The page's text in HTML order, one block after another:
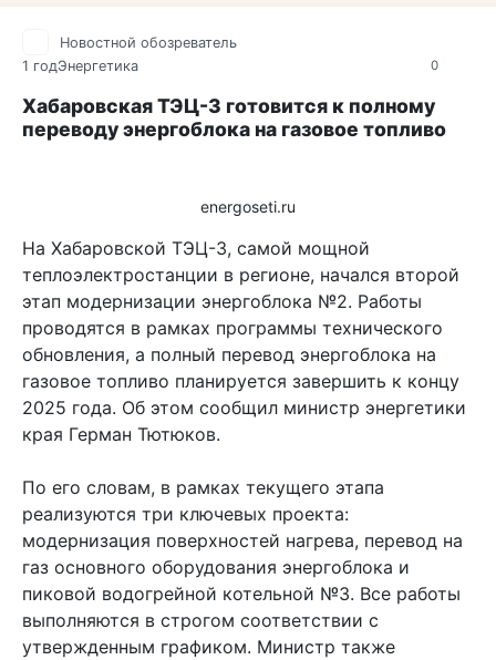
0
Новостной обозреватель
1 годЭнергетика
Хабаровская ТЭЦ-3 готовится к полному
переводу энергоблока на газовое топливо
energoseti.ru
На Хабаровской ТЭЦ-3, самой мощной
теплоэлектростанции в регионе, начался второй
этап модернизации энергоблока №2. Работы
проводятся в рамках программы технического
обновления, а полный перевод энергоблока на
газовое топливо планируется завершить к концу
2025 года. Об этом сообщил министр энергетики
края Герман Тютюков.
По его словам, в рамках текущего этапа
реализуются три ключевых проекта:
модернизация поверхностей нагрева, перевод на
газ основного оборудования энергоблока и
пиковой водогрейной котельной №3. Все работы
выполняются в строгом соответствии с
утвержденным графиком. Министр также